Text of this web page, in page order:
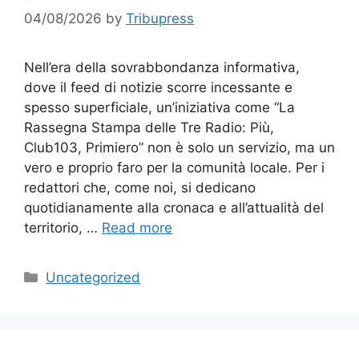
04/08/2026 by Tribupress
Nell’era della sovrabbondanza informativa,
dove il feed di notizie scorre incessante e
spesso superficiale, un’iniziativa come “La
Rassegna Stampa delle Tre Radio: Più,
Club103, Primiero” non è solo un servizio, ma un
vero e proprio faro per la comunità locale. Per i
redattori che, come noi, si dedicano
quotidianamente alla cronaca e all’attualità del
territorio, … Read more
Categories
Uncategorized